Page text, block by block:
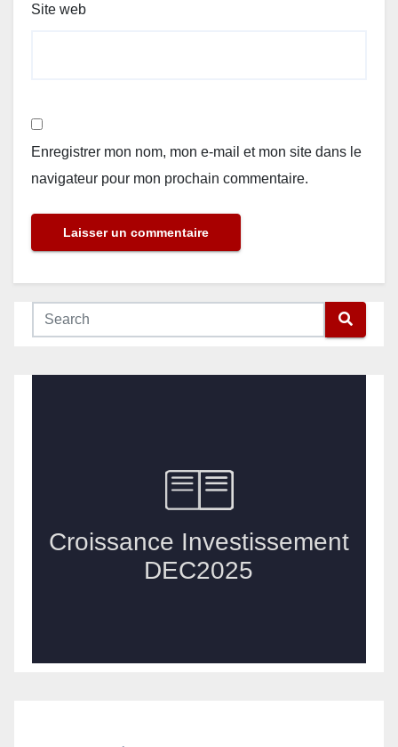
Site web
Enregistrer mon nom, mon e-mail et mon site dans le
navigateur pour mon prochain commentaire.